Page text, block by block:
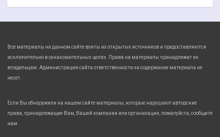
Все материалы на данном сайте взяты из открытых источников и предоставляются
исключительно в ознакомительных целях. Права на материалы принадлежат их
владельцам. Администрация сайта ответственности за содержание материала не
несет.
Если Вы обнаружили на нашем сайте материалы, которые нарушают авторские
права, принадлежащие Вам, Вашей компании или организации, пожалуйста, сообщите
нам.